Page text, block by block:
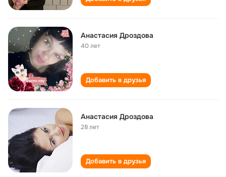
Анастасия Дроздова
40 лет
Добавить в друзья
Анастасия Дроздова
28 лет
Добавить в друзья